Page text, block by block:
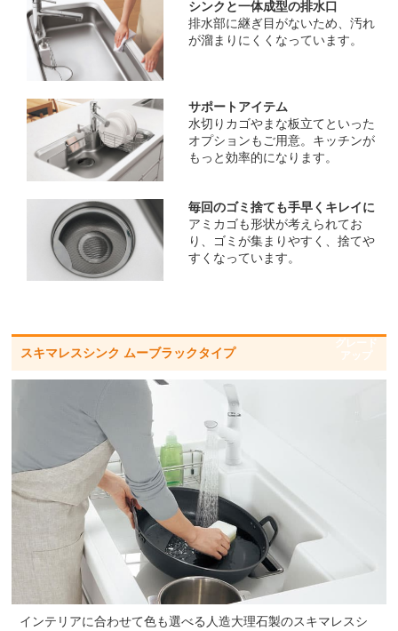
シンクと一体成型の排水口
排水部に継ぎ目がないため、汚れ
が溜まりにくくなっています。
サポートアイテム
水切りカゴやまな板立てといった
オプションもご用意。キッチンが
もっと効率的になります。
毎回のゴミ捨ても手早くキレイに
アミカゴも形状が考えられてお
り、ゴミが集まりやすく、捨てや
すくなっています。
スキマレスシンク ムーブラックタイプ
グレード
アップ
インテリアに合わせて色も選べる人造大理石製のスキマレスシ